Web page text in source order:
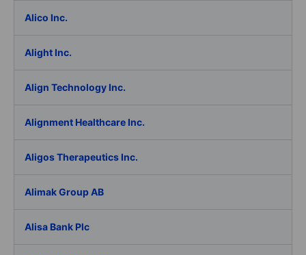
Alico Inc.
Alight Inc.
Align Technology Inc.
Alignment Healthcare Inc.
Aligos Therapeutics Inc.
Alimak Group AB
Alisa Bank Plc